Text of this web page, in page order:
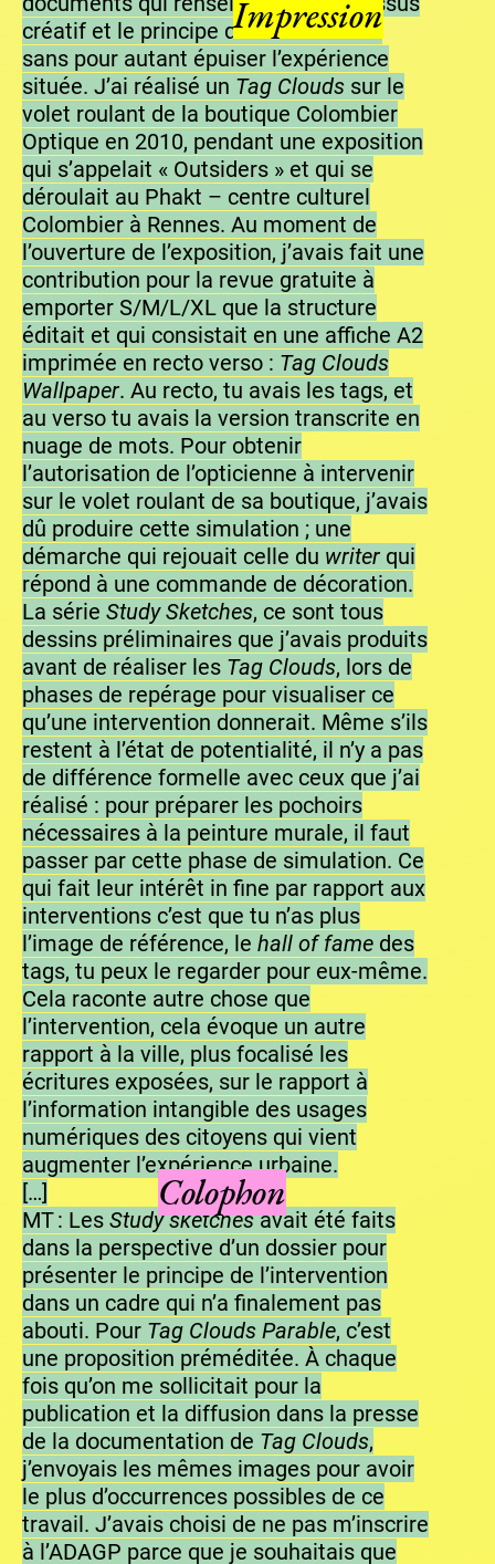
Impression
Colophon
créatif et le principe de l’intervention
sans pour autant épuiser l’expérience
située. J’ai réalisé un Tag Clouds sur le
volet roulant de la boutique Colombier
Optique en 2010, pendant une exposition
qui s’appelait « Outsiders » et qui se
déroulait au Phakt – centre culturel
Colombier à Rennes. Au moment de
l’ouverture de l’exposition, j’avais fait une
contribution pour la revue gratuite à
emporter S/M/L/XL que la structure
éditait et qui consistait en une affiche A2
imprimée en recto verso : Tag Clouds
Wallpaper. Au recto, tu avais les tags, et
au verso tu avais la version transcrite en
nuage de mots. Pour obtenir
l’autorisation de l’opticienne à intervenir
sur le volet roulant de sa boutique, j’avais
dû produire cette simulation ; une
démarche qui rejouait celle du writer qui
répond à une commande de décoration.
La série Study Sketches, ce sont tous
dessins préliminaires que j’avais produits
avant de réaliser les Tag Clouds, lors de
phases de repérage pour visualiser ce
qu’une intervention donnerait. Même s’ils
restent à l’état de potentialité, il n’y a pas
de différence formelle avec ceux que j’ai
réalisé : pour préparer les pochoirs
nécessaires à la peinture murale, il faut
passer par cette phase de simulation. Ce
qui fait leur intérêt in fine par rapport aux
interventions c’est que tu n’as plus
l’image de référence, le hall of fame des
tags, tu peux le regarder pour eux-même.
Cela raconte autre chose que
l’intervention, cela évoque un autre
rapport à la ville, plus focalisé les
écritures exposées, sur le rapport à
l’information intangible des usages
numériques des citoyens qui vient
augmenter l’expérience urbaine.
[…]
MT : Les Study sketchesavait été faits
dans la perspective d’un dossier pour
présenter le principe de l’intervention
dans un cadre qui n’a finalement pas
abouti. Pour Tag Clouds Parable, c’est
une proposition préméditée. À chaque
fois qu’on me sollicitait pour la
publication et la diffusion dans la presse
de la documentation de Tag Clouds,
j’envoyais les mêmes images pour avoir
le plus d’occurrences possibles de ce
travail. J’avais choisi de ne pas m’inscrire
à l’ADAGP parce que je souhaitais que